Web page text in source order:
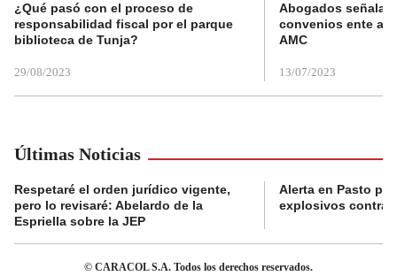
¿Qué pasó con el proceso de
responsabilidad fiscal por el parque
biblioteca de Tunja?
29/08/2023
Abogados
convenios ente
AMC
13/07/2023
Últimas Noticias
Respetaré el orden jurídico vigente,
pero lo revisaré: Abelardo de la
Espriella sobre la JEP
Alerta en Pasto
explosivos contra
© CARACOL S.A. Todos los derechos reservados.